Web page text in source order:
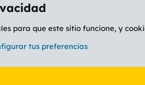
y Videojuegos
para que este sitio funcione, y
tus preferencias